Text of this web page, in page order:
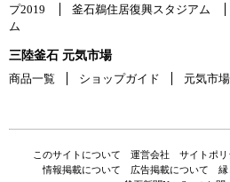
プ2019
釜石鵜住居復興スタジアム
ム
三陸釜石 元気市場
商品一覧
ショップガイド 元気市
このサイトについて 運営会社 サイトポリ
情報掲載について
広告掲載について
縁